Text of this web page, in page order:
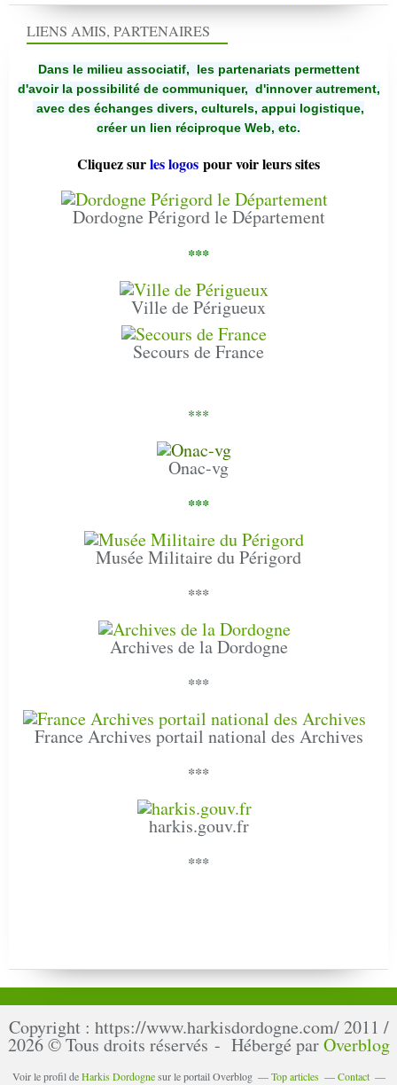
LIENS AMIS, PARTENAIRES
Dans le milieu associatif, les partenariats permettent
d'avoir la possibilité de communiquer, d'innover autrement,
avec des échanges divers, culturels, appui logistique,
créer un lien réciproque Web, etc.
Cliquez surles logos pour voir leurs sites
Dordogne Périgord le Département
***
Ville de Périgueux
Secours de France
***
Onac-vg
***
Musée Militaire du Périgord
***
Archives de la Dordogne
***
France Archives portail national des Archives
***
harkis.gouv.fr
***
Copyright : https://www.harkisdordogne.com/ 2011 /
2026 © Tous droits réservés - Hébergé parOverblog
Voir le profil deHarkis Dordognesur le portail Overblog Top articles Contact